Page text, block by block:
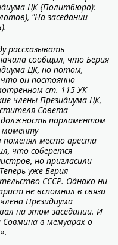
ЦК {Политбюро):
"На заседании
рассказывать
сообщил, что Берия
ЦК, но потом,
он постоянно
ст. 115 УК
члены Президиума ЦК,
Совета
должность парламентом
моменту
место ареста
что соберется
но пригласили
уже Берия
СССР. Однако ни
не вспомнил в связи
Президиума
на этом заседании. И
Совмина в мемуарах о